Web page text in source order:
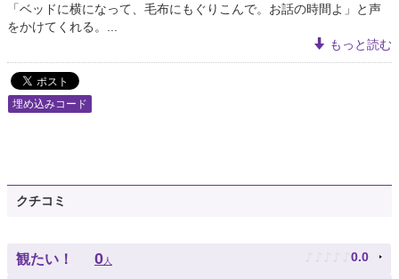
「ベッドに横になって、毛布にもぐりこんで。お話の時間よ」と声
をかけてくれる。...
もっと読む
埋め込みコード
クチコミ
観たい！ 0人 ♪ ♪ ♪ ♪ ♪ 0.0